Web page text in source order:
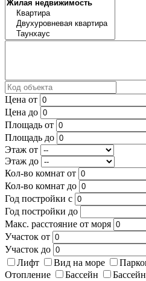
Цена от
Цена до
Площадь от
Площадь до
Этаж от
Этаж до
Кол-во комнат от
Кол-во комнат до
Год постройки с
Год постройки до
Макс. расстояние от моря
Участок от
Участок до
Лифт
Вид на море
Отопление
Бассейн